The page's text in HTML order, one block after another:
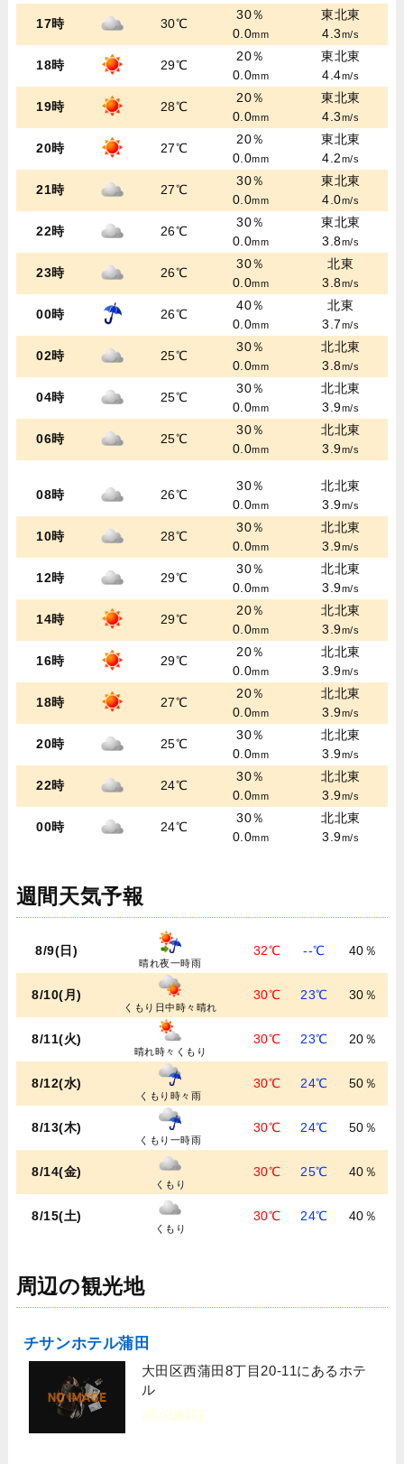
17時 30℃
30％
0.0mm
東北東
4.3m/s
18時 29℃
20％
0.0mm
東北東
4.4m/s
19時 28℃
20％
0.0mm
東北東
4.3m/s
20時 27℃
20％
0.0mm
東北東
4.2m/s
21時 27℃
30％
0.0mm
東北東
4.0m/s
22時 26℃
30％
0.0mm
東北東
3.8m/s
23時 26℃
30％
0.0mm
北東
3.8m/s
00時 26℃
40％
0.0mm
北東
3.7m/s
02時 25℃
30％
0.0mm
北北東
3.8m/s
04時 25℃
30％
0.0mm
北北東
3.9m/s
06時 25℃
30％
0.0mm
北北東
3.9m/s
08時 26℃
30％
0.0mm
北北東
3.9m/s
10時 28℃
30％
0.0mm
北北東
3.9m/s
12時 29℃
30％
0.0mm
北北東
3.9m/s
14時 29℃
20％
0.0mm
北北東
3.9m/s
16時 29℃
20％
0.0mm
北北東
3.9m/s
18時 27℃
20％
0.0mm
北北東
3.9m/s
20時 25℃
30％
0.0mm
北北東
3.9m/s
22時 24℃
30％
0.0mm
北北東
3.9m/s
00時 24℃
30％
0.0mm
北北東
3.9m/s
週間天気予報
8/9(日)
晴れ夜一時雨
32℃ --℃ 40％
8/10(月)
くもり日中時々晴れ
30℃ 23℃ 30％
8/11(火)
晴れ時々くもり
30℃ 23℃ 20％
8/12(水)
くもり時々雨
30℃ 24℃ 50％
8/13(木)
くもり一時雨
30℃ 24℃ 50％
8/14(金)
くもり
30℃ 25℃ 40％
8/15(土)
くもり
30℃ 24℃ 40％
周辺の観光地
チサンホテル蒲田
大田区西蒲田8丁目20-11にあるホテ
ル
[宿泊施設]